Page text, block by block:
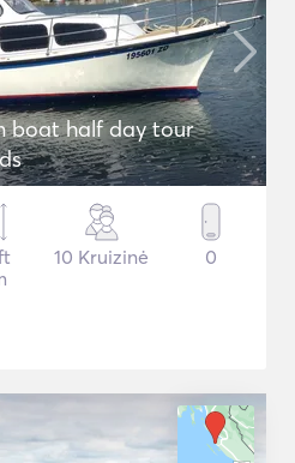
boat half day tour
10 Kruizinė 0